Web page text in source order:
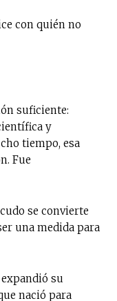
con quién no
suficiente:
y
tiempo, esa
Fue
se convierte
una medida para
su
nació para